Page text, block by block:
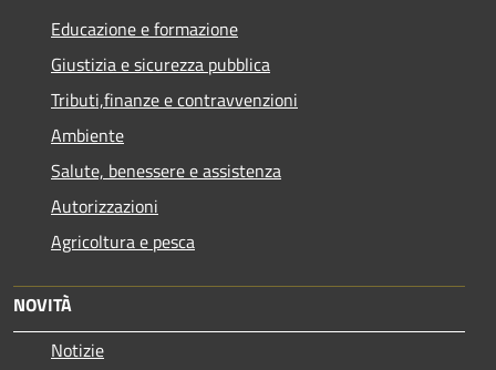
Educazione e formazione
Giustizia e sicurezza pubblica
Tributi,finanze e contravvenzioni
Ambiente
Salute, benessere e assistenza
Autorizzazioni
Agricoltura e pesca
NOVITÀ
Notizie